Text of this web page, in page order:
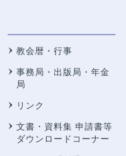
教会暦・行事
事務局・出版局・年金
局
リンク
文書・資料集 申請書等
ダウンロードコーナー